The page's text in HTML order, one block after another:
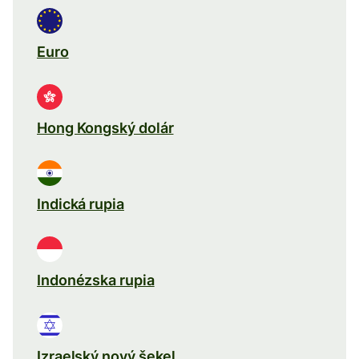
Euro
Hong Kongský dolár
Indická rupia
Indonézska rupia